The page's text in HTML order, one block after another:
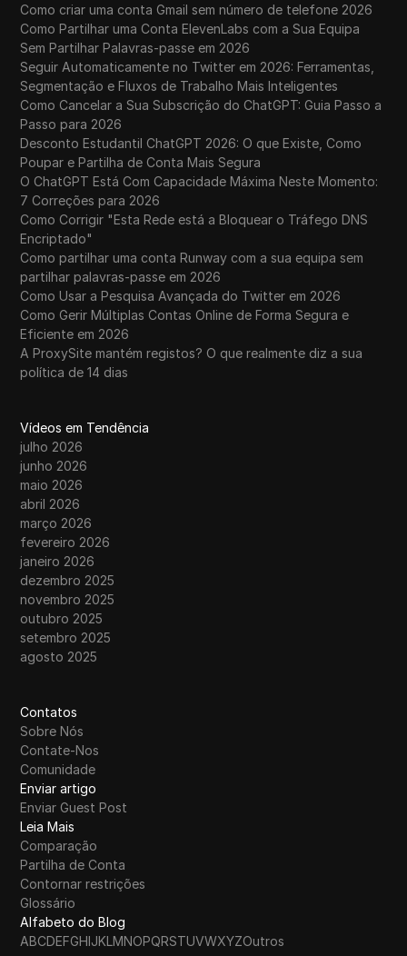
Como criar uma conta Gmail sem número de telefone 2026
Como Partilhar uma Conta ElevenLabs com a Sua Equipa
Sem Partilhar Palavras-passe em 2026
Seguir Automaticamente no Twitter em 2026: Ferramentas,
Segmentação e Fluxos de Trabalho Mais Inteligentes
Como Cancelar a Sua Subscrição do ChatGPT: Guia Passo a
Passo para 2026
Desconto Estudantil ChatGPT 2026: O que Existe, Como
Poupar e Partilha de Conta Mais Segura
O ChatGPT Está Com Capacidade Máxima Neste Momento:
7 Correções para 2026
Como Corrigir "Esta Rede está a Bloquear o Tráfego DNS
Encriptado"
Como partilhar uma conta Runway com a sua equipa sem
partilhar palavras-passe em 2026
Como Usar a Pesquisa Avançada do Twitter em 2026
Como Gerir Múltiplas Contas Online de Forma Segura e
Eficiente em 2026
A ProxySite mantém registos? O que realmente diz a sua
política de 14 dias
Vídeos em Tendência
julho 2026
junho 2026
maio 2026
abril 2026
março 2026
fevereiro 2026
janeiro 2026
dezembro 2025
novembro 2025
outubro 2025
setembro 2025
agosto 2025
Contatos
Sobre Nós
Contate-Nos
Comunidade
Enviar artigo
Enviar Guest Post
Leia Mais
Comparação
Partilha de Conta
Contornar restrições
Glossário
Alfabeto do Blog
ABCDEFGHIJKLMNOPQRSTUVWXYZOutros